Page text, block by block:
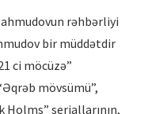
rəhbərliyi
bir müddətdir
ci möcüzə”
mövsümü”,
Holms” seriallarının,